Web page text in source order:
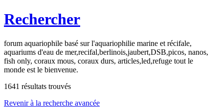
Rechercher
forum aquariophile basé sur l'aquariophilie marine et récifale,
aquariums d'eau de mer,recifal,berlinois,jaubert,DSB,picos, nanos,
fish only, coraux mous, coraux durs, articles,led,refuge tout le
monde est le bienvenue.
1641 résultats trouvés
Revenir à la recherche avancée